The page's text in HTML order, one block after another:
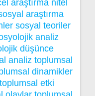
araştırma nitel
araştırma
sosyal teoriler
analiz
düşünce
analiz toplumsal
dinamikler
toplumsal etki